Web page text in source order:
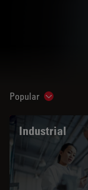
Popular Show
Industrial